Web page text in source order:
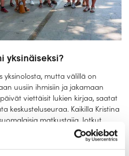
yksinäiseksi?
yksinolosta, mutta välillä on
uusiin ihmisiin ja jakamaan
viettäisit lukien kirjaa, saatat
keskusteluseuraa. Kaikilla Kristina
matkustajia. Jotkut
Oma laiva -risteilyjä, jolloin
asiakkaille. Tämä helpottaa
kun kaikki kanssamatkustajat